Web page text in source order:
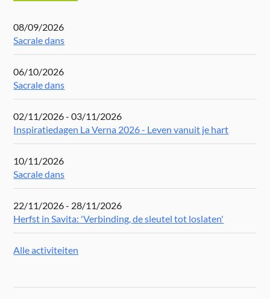
08/09/2026
Sacrale dans
06/10/2026
Sacrale dans
02/11/2026 - 03/11/2026
Inspiratiedagen La Verna 2026 - Leven vanuit je hart
10/11/2026
Sacrale dans
22/11/2026 - 28/11/2026
Herfst in Savita: 'Verbinding, de sleutel tot loslaten'
Alle activiteiten